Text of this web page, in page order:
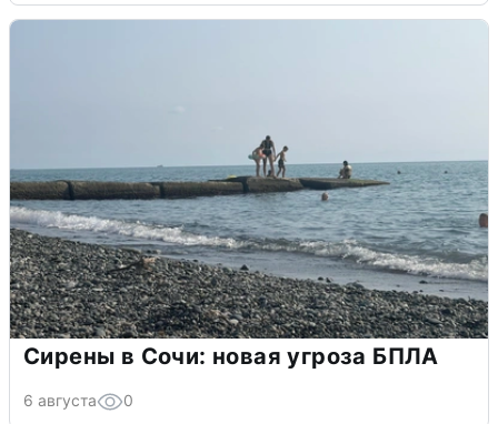
Сирены в Сочи: новая угроза БПЛА
6 августа 0